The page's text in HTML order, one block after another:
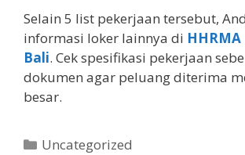
Selain 5 list pekerjaan tersebut,
informasi loker lainnya di
Bali. Cek spesifikasi pekerjaan
dokumen agar peluang diterima
besar.
Kategori
Uncategorized